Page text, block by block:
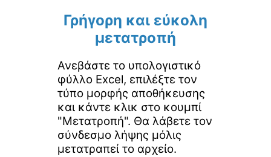
Γρήγορη και εύκολη
μετατροπή
Ανεβάστε το υπολογιστικό
φύλλο Excel, επιλέξτε τον
τύπο μορφής αποθήκευσης
και κάντε κλικ στο κουμπί
"Μετατροπή". Θα λάβετε τον
σύνδεσμο λήψης μόλις
μετατραπεί το αρχείο.